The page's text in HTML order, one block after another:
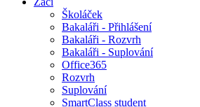
Školáček
Bakaláři - Přihlášení
Bakaláři - Rozvrh
Bakaláři - Suplování
Office365
Rozvrh
Suplování
SmartClass student